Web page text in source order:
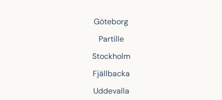
Göteborg
Partille
Stockholm
Fjällbacka
Uddevalla